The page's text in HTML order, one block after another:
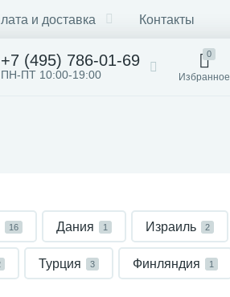
и доставка Контакты
+7 (495) 786-01-69
ПН-ПТ 10:00-19:00
0
Избранное
16 Дания 1 Израиль 2
Турция 3 Финляндия 1